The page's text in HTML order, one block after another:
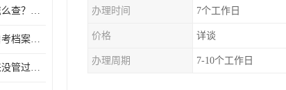
长沙档案不见了要怎么查？档案查询 档案补办
为什么都不收我的自考档案？自考档案怎么存档？
以为档案没用就从来没管过，现在要用档案该怎么办？
办理时间 7个工作日
价格 详谈
办理周期 7-10个工作日